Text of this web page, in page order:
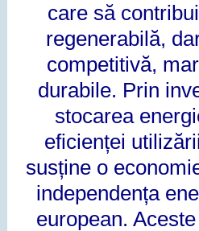
care să
regenerabilă,
competitivă,
durabile. Prin
stocarea
eficienței
susține o
independența
european.